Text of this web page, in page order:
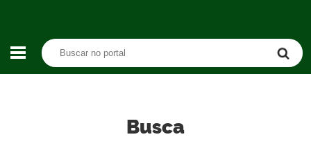
Busca